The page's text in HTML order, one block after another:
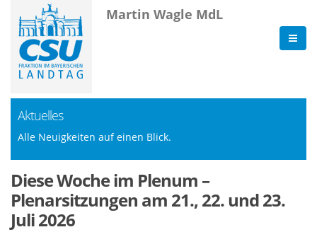
Martin Wagle MdL
Aktuelles
Alle Neuigkeiten auf einen Blick.
Diese Woche im Plenum –
Plenarsitzungen am 21., 22. und 23.
Juli 2026